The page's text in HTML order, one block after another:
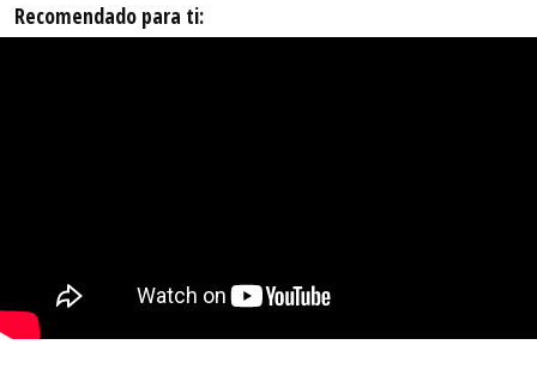
Recomendado para ti: